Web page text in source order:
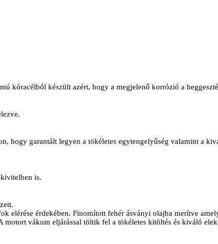
kóracélból készült azért, hogy a megjelenő korrózió a
hogy garantált legyen a tökéletes egytengelyűség valamint a
is.
elérése érdekében. Finomított fehér ásványi olajba merítve
vákum eljárással töltik fel a tökéletes kitöltés és kiváló